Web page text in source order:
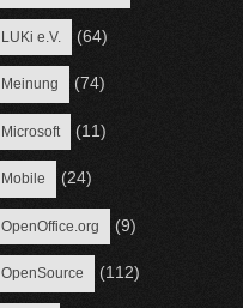
LUKi e.V. (64)
Meinung (74)
Microsoft (11)
Mobile (24)
OpenOffice.org (9)
OpenSource (112)